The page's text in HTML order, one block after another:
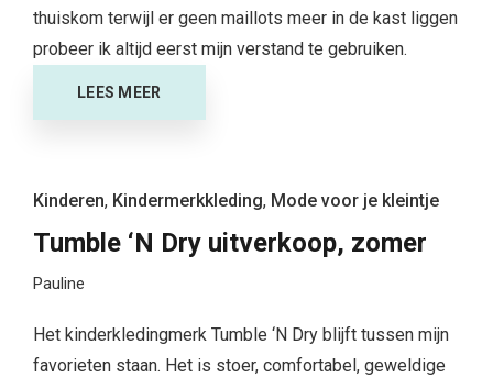
thuiskom terwijl er geen maillots meer in de kast liggen
probeer ik altijd eerst mijn verstand te gebruiken.
LEES MEER
Kinderen, Kindermerkkleding, Mode voor je kleintje
Tumble ‘N Dry uitverkoop, zomer
Pauline
Het kinderkledingmerk Tumble ‘N Dry blijft tussen mijn
favorieten staan. Het is stoer, comfortabel, geweldige